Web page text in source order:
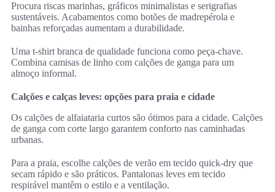
Procura riscas marinhas, gráficos minimalistas e serigrafias
sustentáveis. Acabamentos como botões de madrepérola e
bainhas reforçadas aumentam a durabilidade.
Uma t-shirt branca de qualidade funciona como peça-chave.
Combina camisas de linho com calções de ganga para um
almoço informal.
Calções e calças leves: opções para praia e cidade
Os calções de alfaiataria curtos são ótimos para a cidade. Calções
de ganga com corte largo garantem conforto nas caminhadas
urbanas.
Para a praia, escolhe calções de verão em tecido quick-dry que
secam rápido e são práticos. Pantalonas leves em tecido
respirável mantêm o estilo e a ventilação.